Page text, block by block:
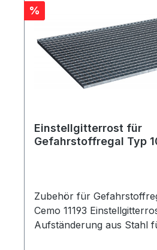
Rabatt
%
Einstellgitterrost für
Gefahrstoffregal Typ
Zubehör für
Cemo 11193
Aufständerung aus Stahl